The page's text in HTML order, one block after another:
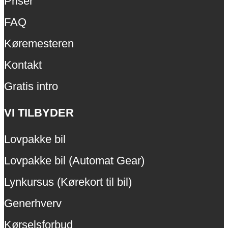
FAQ
Køremesteren
Kontakt
Gratis intro
VI TILBYDER
Lovpakke bil
Lovpakke bil (Automat Gear)
Lynkursus (Kørekort til bil)
Generhverv
Kørselsforbud